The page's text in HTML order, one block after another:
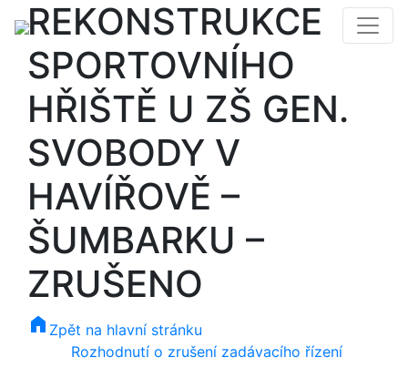
REKONSTRUKCE
SPORTOVNÍHO
HŘIŠTĚ U ZŠ GEN.
SVOBODY V
HAVÍŘOVĚ –
ŠUMBARKU –
ZRUŠENO
home Zpět na hlavní stránku
Rozhodnutí o zrušení zadávacího řízení